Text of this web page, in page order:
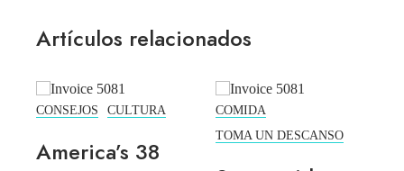
Artículos relacionados
CONSEJOS CULTURA
America’s 38
COMIDA
TOMA UN DESCANSO